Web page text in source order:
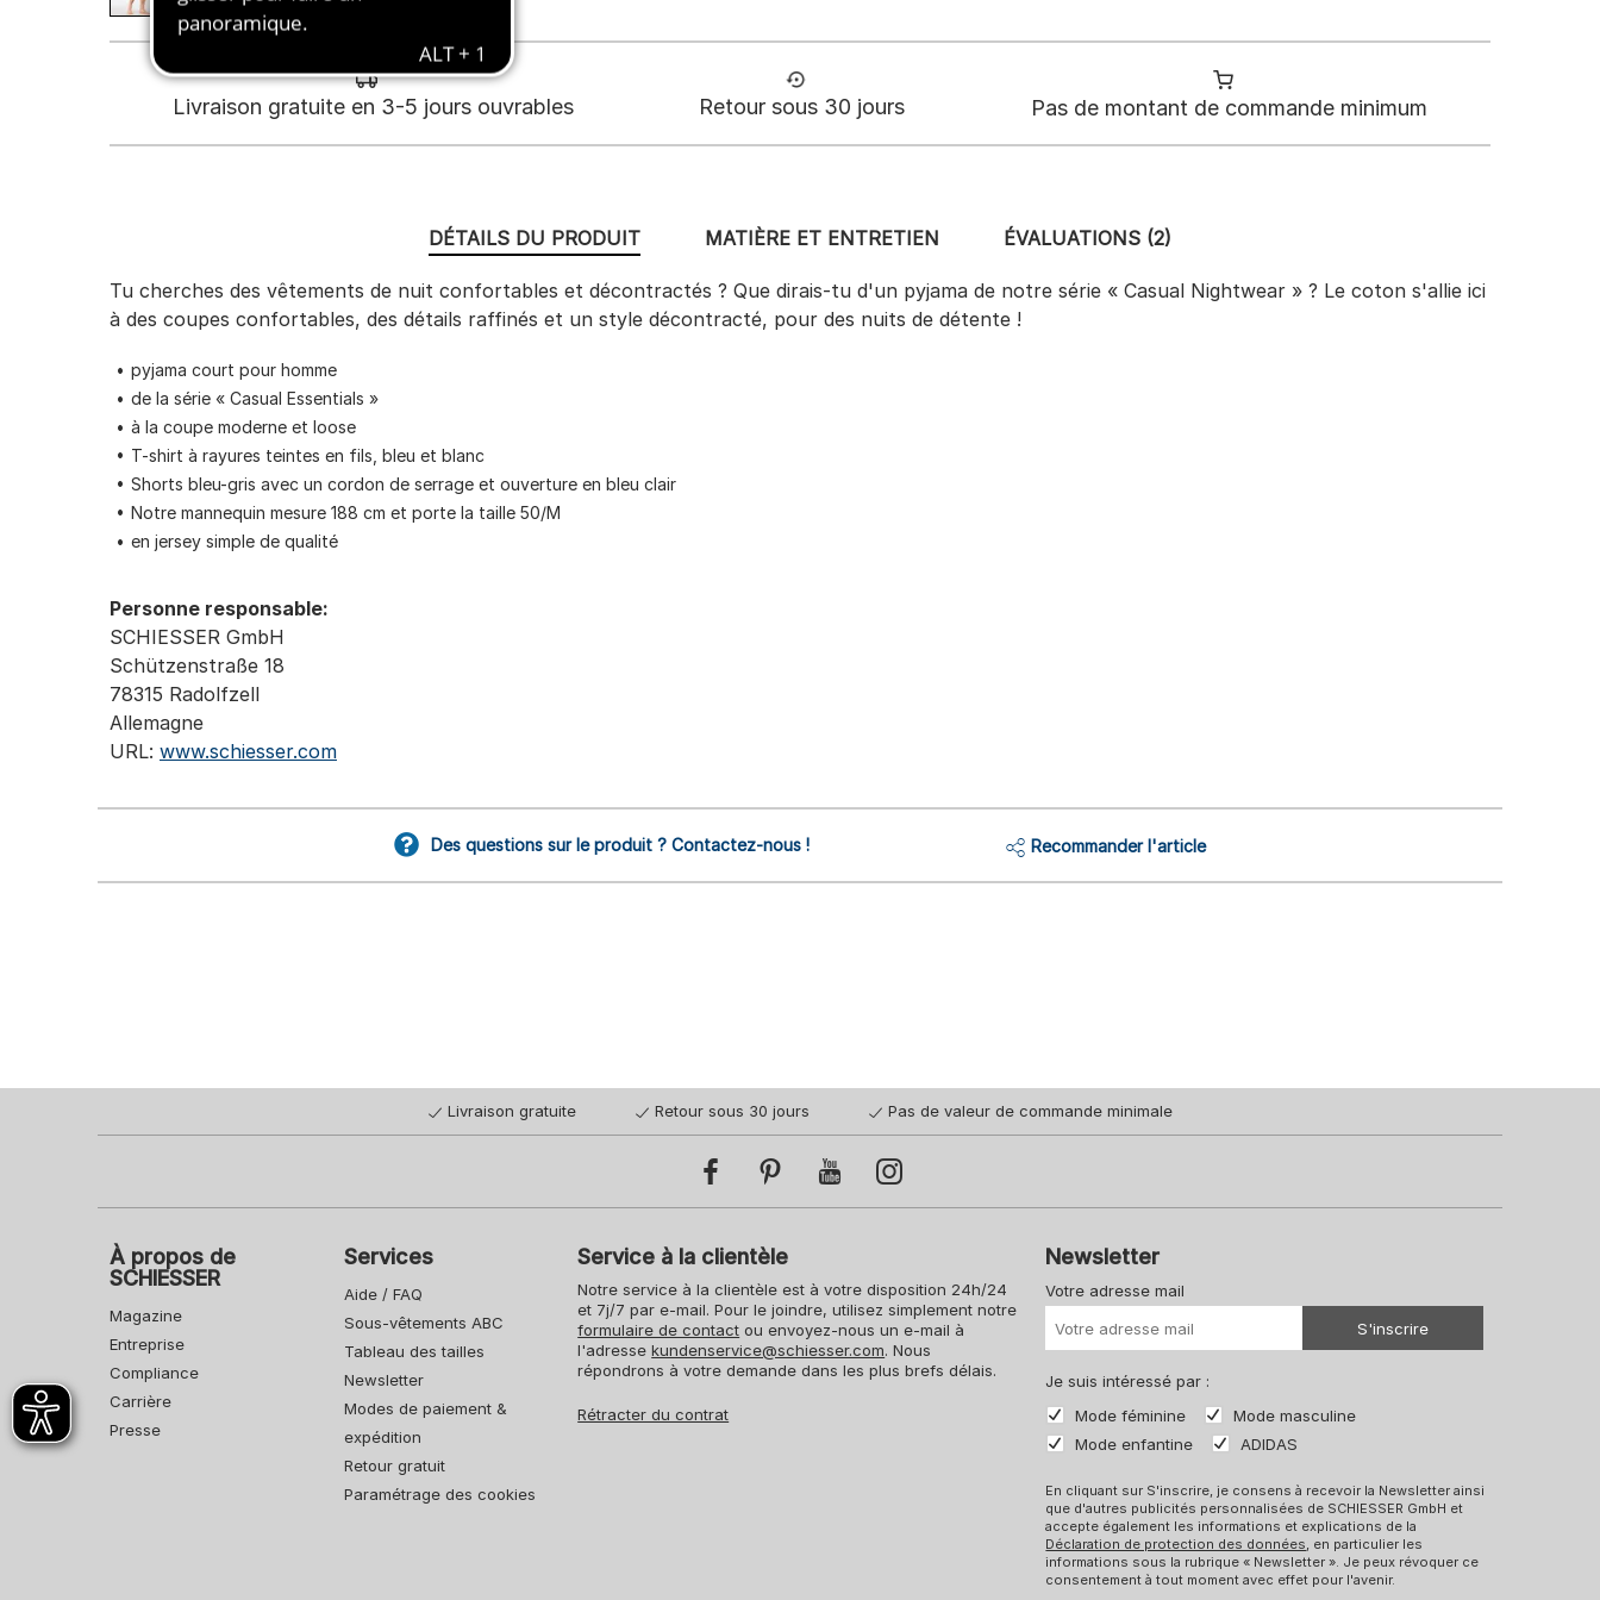
Livraison gratuite en 3-5 jours ouvrables Retour sous 30 jours Pas de montant de commande minimum
DÉTAILS DU PRODUIT
Tu cherches des vêtements de nuit confortables et décontractés ? Que dirais-tu d'un pyjama de notre série « Casual Nightwear » ? Le coton s'allie ici
à des coupes confortables, des détails raffinés et un style décontracté, pour des nuits de détente !
pyjama court pour homme
de la série « Casual Essentials »
à la coupe moderne et loose
T-shirt à rayures teintes en fils, bleu et blanc
Shorts bleu-gris avec un cordon de serrage et ouverture en bleu clair
Notre mannequin mesure 188 cm et porte la taille 50/M
en jersey simple de qualité
Personne responsable:
SCHIESSER GmbH
Schützenstraße 18
78315 Radolfzell
Allemagne
URL: www.schiesser.com
MATIÈRE ET ENTRETIEN ÉVALUATIONS (2)
Des questions sur le produit ? Contactez-nous ! Recommander l'article
Livraison gratuite Retour sous 30 jours Pas de valeur de commande minimale
À propos de
SCHIESSER
Magazine
Entreprise
Compliance
Carrière
Presse
Services
Aide / FAQ
Sous-vêtements ABC
Tableau des tailles
Newsletter
Modes de paiement &
expédition
Retour gratuit
Paramétrage des cookies
Service à la clientèle
Notre service à la clientèle est à votre disposition 24h/24
et 7j/7 par e-mail. Pour le joindre, utilisez simplement notre
formulaire de contact ou envoyez-nous un e-mail à
l'adressekundenservice@schiesser.com. Nous
répondrons à votre demande dans les plus brefs délais.
Rétracter du contrat
Newsletter
Votre adresse mail
S'inscrire
Je suis intéressé par :
Mode féminine
Mode masculine
Mode enfantine
ADIDAS
En cliquant sur S'inscrire, je consens à recevoir la Newsletter ainsi
que d'autres publicités personnalisées de SCHIESSER GmbH et
accepte également les informations et explications de la
Déclaration de protection des données, en particulier les
informations sous la rubrique « Newsletter ». Je peux révoquer ce
consentement à tout moment avec effet pour l'avenir.